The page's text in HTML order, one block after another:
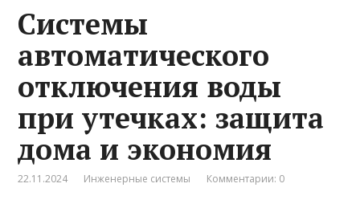
Системы
автоматического
отключения воды
при утечках: защита
дома и экономия
22.11.2024 Инженерные системы Комментарии: 0